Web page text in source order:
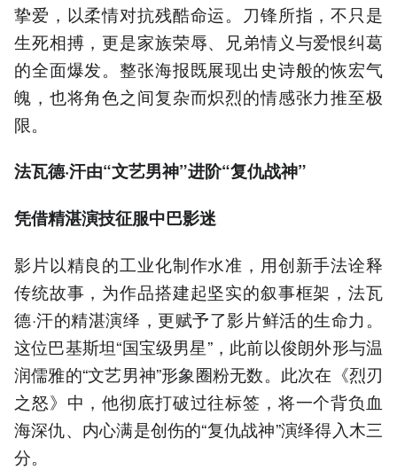
挚爱，以柔情对抗残酷命运。刀锋所指，不只是
生死相搏，更是家族荣辱、兄弟情义与爱恨纠葛
的全面爆发。整张海报既展现出史诗般的恢宏气
魄，也将角色之间复杂而炽烈的情感张力推至极
限。
法瓦德·汗由“文艺男神”进阶“复仇战神”
凭借精湛演技征服中巴影迷
影片以精良的工业化制作水准，用创新手法诠释
传统故事，为作品搭建起坚实的叙事框架，法瓦
德·汗的精湛演绎，更赋予了影片鲜活的生命力。
这位巴基斯坦“国宝级男星”，此前以俊朗外形与温
润儒雅的“文艺男神”形象圈粉无数。此次在《烈刃
之怒》中，他彻底打破过往标签，将一个背负血
海深仇、内心满是创伤的“复仇战神”演绎得入木三
分。